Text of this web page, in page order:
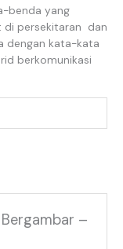
benda yang
di persekitaran dan
dengan kata-kata
berkomunikasi
–